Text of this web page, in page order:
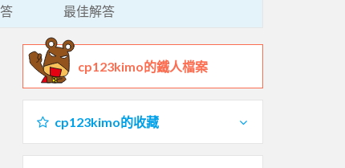
最佳解答
cp123kimo的鐵人檔案
cp123kimo的收藏